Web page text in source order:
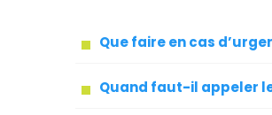
Que faire en cas
Quand faut-il appeler